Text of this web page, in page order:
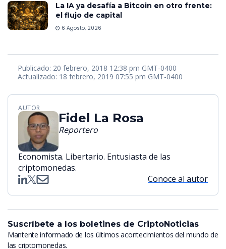
La IA ya desafía a Bitcoin en otro frente:
el flujo de capital
6 Agosto, 2026
Publicado: 20 febrero, 2018 12:38 pm GMT-0400
Actualizado: 18 febrero, 2019 07:55 pm GMT-0400
AUTOR
Fidel La Rosa
Reportero
Economista. Libertario. Entusiasta de las
criptomonedas.
Conoce al autor
Suscríbete a los boletines de CriptoNoticias
Mantente informado de los últimos acontecimientos del mundo de
las criptomonedas.